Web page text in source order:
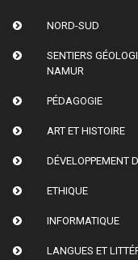
NORD-SUD
SENTIERS
NAMUR
PÉDAGOGIE
ART ET HISTOIRE
DÉVELOPPEMENT
ETHIQUE
INFORMATIQUE
LANGUES ET